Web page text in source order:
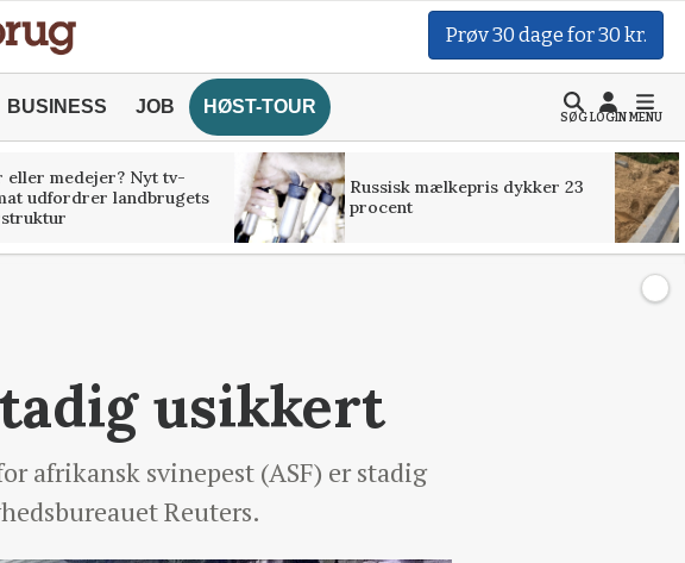
Prøv 30 dage for 30 kr.
BUSINESS JOB HØST-TOUR
SØGLOGINMENU
eller medejer? Nyt tv-
udfordrer landbrugets
Russisk mælkepris dykker 23
procent
usikkert
afrikansk svinepest (ASF) er stadig
Reuters.